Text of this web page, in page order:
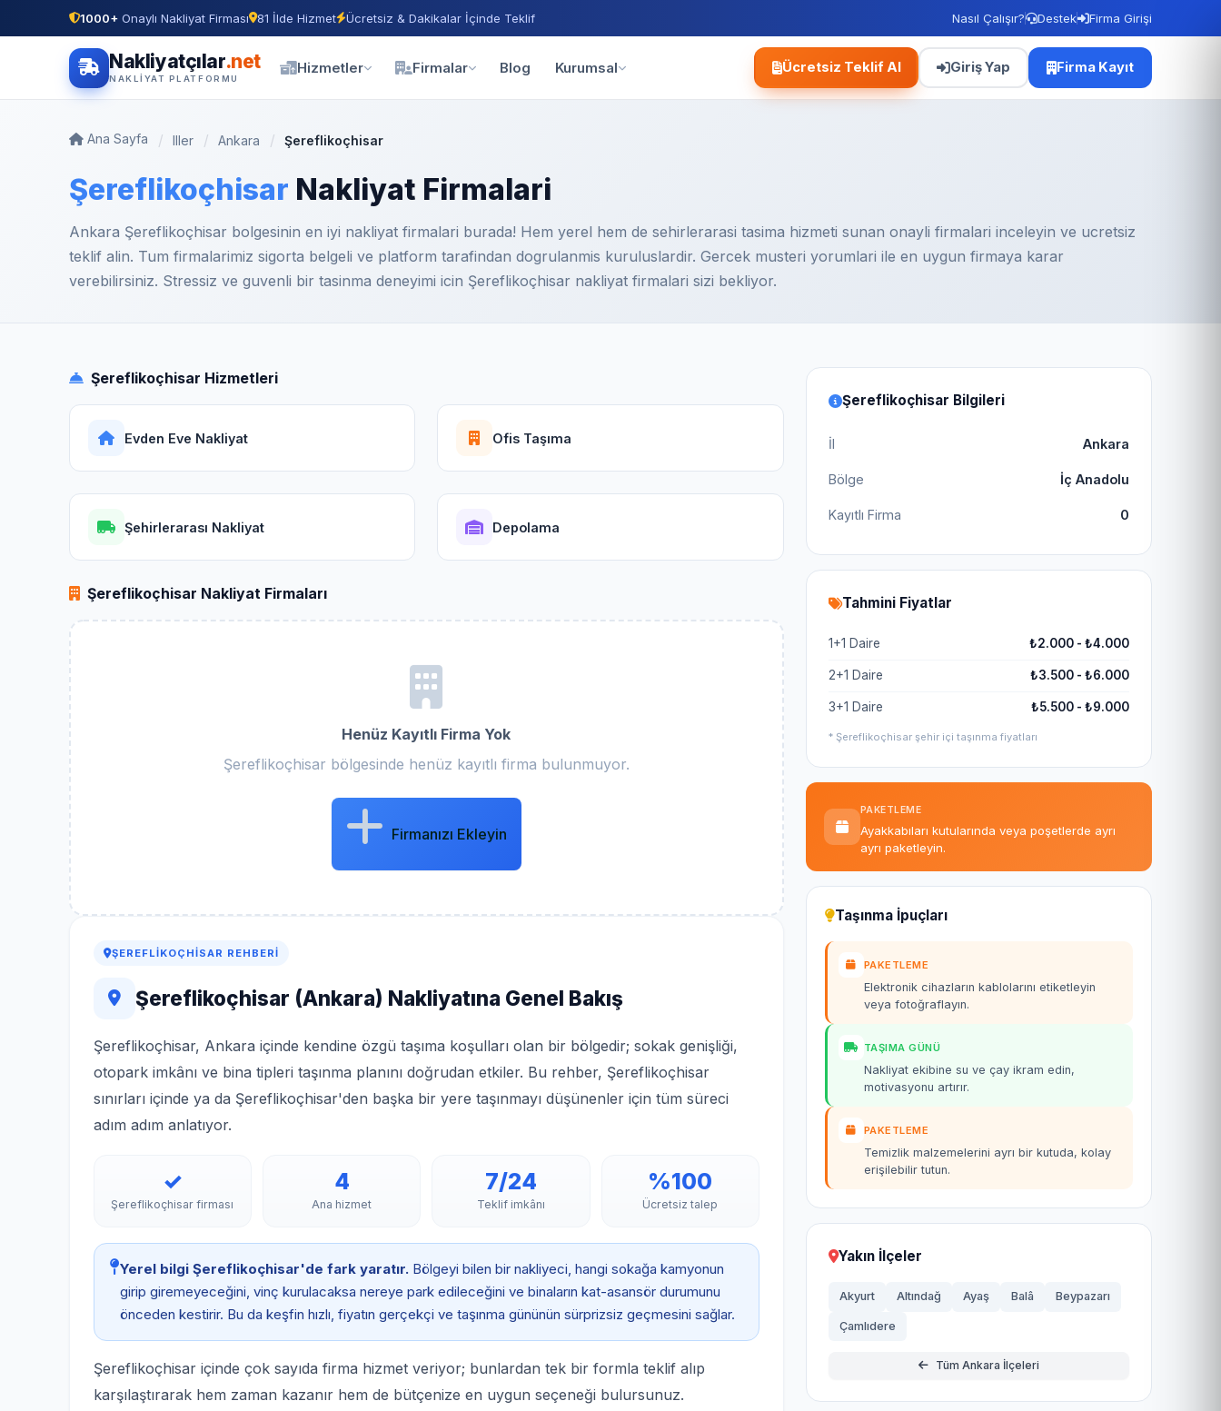
1000+ Onaylı Nakliyat Firması 81 İlde Hizmet Ücretsiz & Dakikalar İçinde Teklif Nasıl Çalışır? Destek Firma Girişi
Nakliyatçılar.net
NAKLIYAT PLATFORMU
Hizmetler Firmalar Blog Kurumsal Ücretsiz Teklif Al Giriş Yap Firma Kayıt
Ana Sayfa Iller Ankara Şereflikoçhisar
Şereflikoçhisar Nakliyat Firmalari
Ankara Şereflikoçhisar bolgesinin en iyi nakliyat firmalari burada! Hem yerel hem de sehirlerarasi tasima hizmeti sunan onayli firmalari inceleyin ve ucretsiz
teklif alin. Tum firmalarimiz sigorta belgeli ve platform tarafindan dogrulanmis kuruluslardir. Gercek musteri yorumlari ile en uygun firmaya karar
verebilirsiniz. Stressiz ve guvenli bir tasinma deneyimi icin Şereflikoçhisar nakliyat firmalari sizi bekliyor.
Şereflikoçhisar Hizmetleri
Evden Eve Nakliyat Ofis Taşıma
Şehirlerarası Nakliyat Depolama
Şereflikoçhisar Nakliyat Firmaları
Henüz Kayıtlı Firma Yok
Şereflikoçhisar bölgesinde henüz kayıtlı firma bulunmuyor.
Firmanızı Ekleyin
ŞEREFLIKOÇHISAR REHBERI
Şereflikoçhisar (Ankara) Nakliyatına Genel Bakış
Şereflikoçhisar, Ankara içinde kendine özgü taşıma koşulları olan bir bölgedir; sokak genişliği,
otopark imkânı ve bina tipleri taşınma planını doğrudan etkiler. Bu rehber, Şereflikoçhisar
sınırları içinde ya da Şereflikoçhisar'den başka bir yere taşınmayı düşünenler için tüm süreci
adım adım anlatıyor.
✓
Şereflikoçhisar firması
4
Ana hizmet
7/24
Teklif imkânı
%100
Ücretsiz talep
Yerel bilgi Şereflikoçhisar'de fark yaratır. Bölgeyi bilen bir nakliyeci, hangi sokağa kamyonun
girip giremeyeceğini, vinç kurulacaksa nereye park edileceğini ve binaların kat-asansör durumunu
önceden kestirir. Bu da keşfin hızlı, fiyatın gerçekçi ve taşınma gününün sürprizsiz geçmesini sağlar.
Şereflikoçhisar içinde çok sayıda firma hizmet veriyor; bunlardan tek bir formla teklif alıp
karşılaştırarak hem zaman kazanır hem de bütçenize en uygun seçeneği bulursunuz.
Şereflikoçhisar Bilgileri
İl Ankara
Bölge İç Anadolu
Kayıtlı Firma 0
Tahmini Fiyatlar
1+1 Daire ₺2.000 - ₺4.000
2+1 Daire ₺3.500 - ₺6.000
3+1 Daire ₺5.500 - ₺9.000
* Şereflikoçhisar şehir içi taşınma fiyatları
PAKETLEME
Ayakkabıları kutularında veya poşetlerde ayrı
ayrı paketleyin.
Taşınma İpuçları
PAKETLEME
Elektronik cihazların kablolarını etiketleyin
veya fotoğraflayın.
TAŞIMA GÜNÜ
Nakliyat ekibine su ve çay ikram edin,
motivasyonu artırır.
PAKETLEME
Temizlik malzemelerini ayrı bir kutuda, kolay
erişilebilir tutun.
Yakın İlçeler
Akyurt Altındağ Ayaş Balâ Beypazarı
Çamlıdere
Tüm Ankara İlçeleri